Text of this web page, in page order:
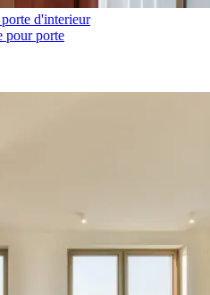
porte d'interieur
pour porte